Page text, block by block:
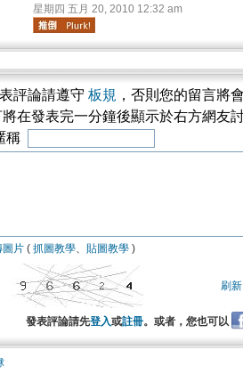
星期四 五月 20, 2010 12:32 am
表評論請遵守 板規 ，否則您的留言將
將在發表完一分鐘後顯示於右方網友
稱
圖片 ( 抓圖教學、 貼圖教學 )
刷新
發表評論請先登入或註冊。或者，您也可以